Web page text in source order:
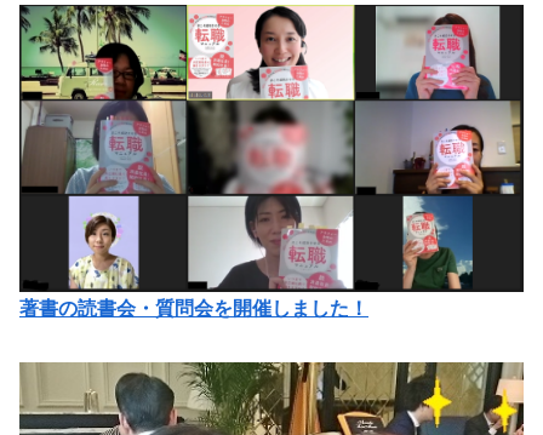
著書の読書会・質問会を開催しました！